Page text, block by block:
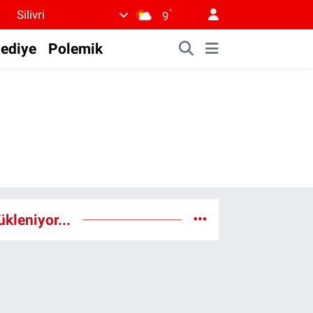
Silivri 9°
Polemik